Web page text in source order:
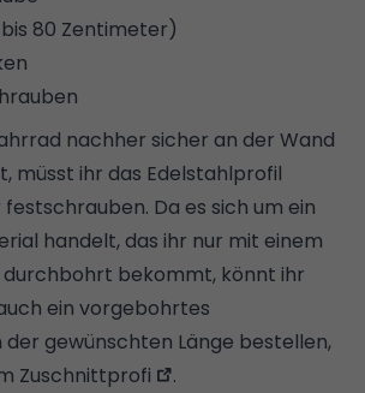
80 Zentimeter)
nachher sicher an der Wand
müsst ihr das Edelstahlprofil
Da es sich um ein
handelt, das ihr nur mit einem
bekommt, könnt ihr
ein vorgebohrtes
der gewünschten Länge bestellen,
Zuschnittprofi
.